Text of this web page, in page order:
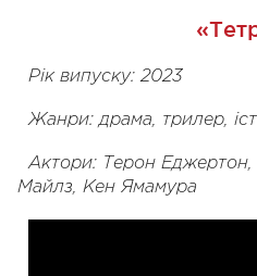
Рік випуску: 2023
Жанри: драма, трилер,
Актори: Терон Еджертон,
Майлз, Кен Ямамура